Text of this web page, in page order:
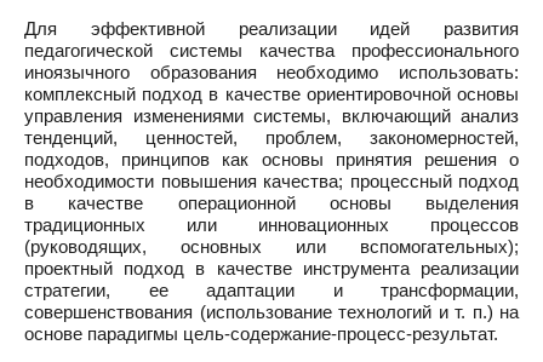
Для эффективной реализации идей развития
педагогической системы качества профессионального
иноязычного образования необходимо использовать:
комплексный подход в качестве ориентировочной основы
управления изменениями системы, включающий анализ
тенденций, ценностей, проблем, закономерностей,
подходов, принципов как основы принятия решения о
необходимости повышения качества; процессный подход
в качестве операционной основы выделения
традиционных или инновационных процессов
(руководящих, основных или вспомогательных);
проектный подход в качестве инструмента реализации
стратегии, ее адаптации и трансформации,
совершенствования (использование технологий и т. п.) на
основе парадигмы цель-содержание-процесс-результат.